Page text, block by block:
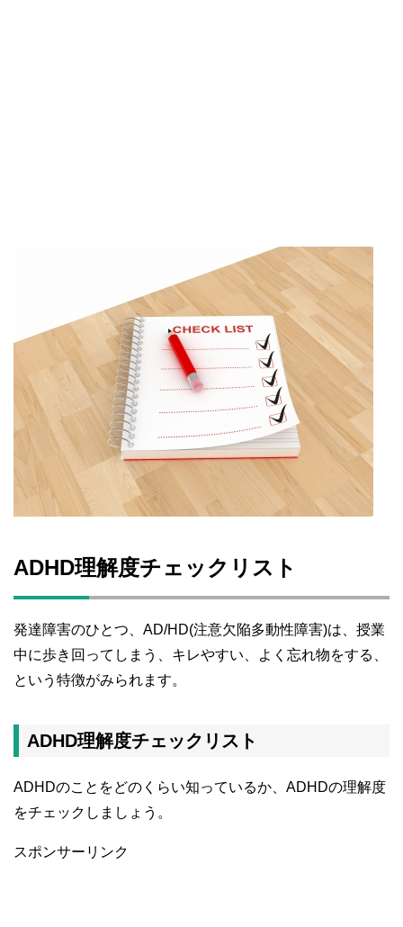
ADHD理解度チェックリスト
発達障害のひとつ、AD/HD(注意欠陥多動性障害)は、授業
中に歩き回ってしまう、キレやすい、よく忘れ物をする、
という特徴がみられます。
ADHD理解度チェックリスト
ADHDのことをどのくらい知っているか、ADHDの理解度
をチェックしましょう。
スポンサーリンク